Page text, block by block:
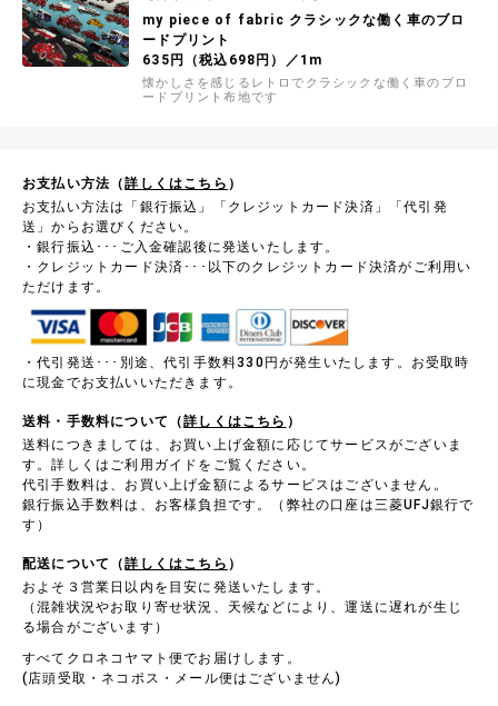
my piece of fabric クラシックな働く車のブロ
ードプリント
635円（税込698円）／1m
懐かしさを感じるレトロでクラシックな働く車のブロ
ードプリント布地です
お支払い方法（詳しくはこちら ）
お支払い方法は「銀行振込」「クレジットカード決済」「代引発
送」からお選びください。
・銀行振込･･･ご入金確認後に発送いたします。
・クレジットカード決済･･･以下のクレジットカード決済がご利用い
ただけます。
・代引発送･･･別途、代引手数料330円が発生いたします。お受取時
に現金でお支払いいただきます。
送料・手数料について（詳しくはこちら ）
送料につきましては、お買い上げ金額に応じてサービスがございま
す。詳しくはご利用ガイドをご覧ください。
代引手数料は、お買い上げ金額によるサービスはございません。
銀行振込手数料は、お客様負担です。（弊社の口座は三菱UFJ銀行で
す）
配送について（詳しくはこちら ）
およそ３営業日以内を目安に発送いたします。
（混雑状況やお取り寄せ状況、天候などにより、運送に遅れが生じ
る場合がございます）
すべてクロネコヤマト便でお届けします。
(店頭受取・ネコポス・メール便はございません)